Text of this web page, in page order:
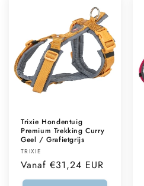
Trixie Hondentuig
Premium Trekking Curry
Geel / Grafietgrijs
Verkoper:
TRIXIE
Normale
prijs
Vanaf €31,24 EUR